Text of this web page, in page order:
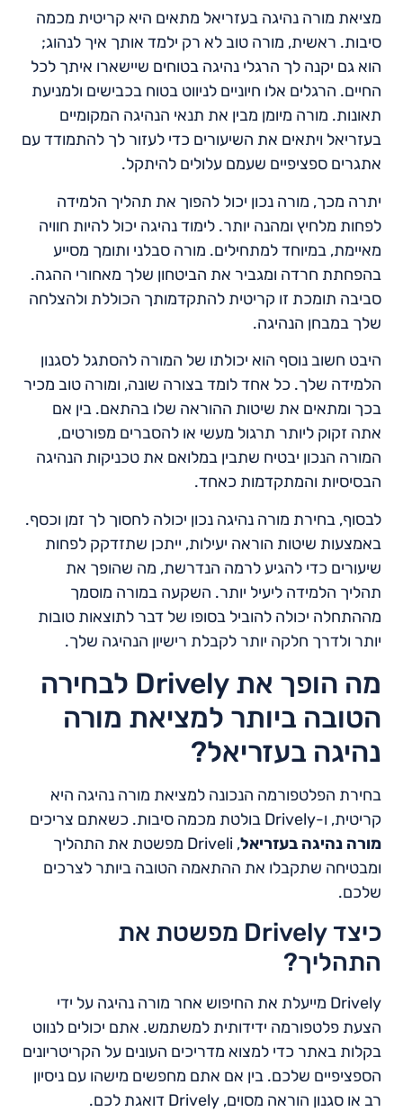
מציאת מורה נהיגה בעזריאל מתאים היא קריטית מכמה
סיבות. ראשית, מורה טוב לא רק ילמד אותך איך לנהוג;
הוא גם יקנה לך הרגלי נהיגה בטוחים שיישארו איתך לכל
החיים. הרגלים אלו חיוניים לניווט בטוח בכבישים ולמניעת
תאונות. מורה מיומן מבין את תנאי הנהיגה המקומיים
בעזריאל ויתאים את השיעורים כדי לעזור לך להתמודד עם
אתגרים ספציפיים שעמם עלולים להיתקל.
יתרה מכך, מורה נכון יכול להפוך את תהליך הלמידה
לפחות מלחיץ ומהנה יותר. לימוד נהיגה יכול להיות חוויה
מאיימת, במיוחד למתחילים. מורה סבלני ותומך מסייע
בהפחתת חרדה ומגביר את הביטחון שלך מאחורי ההגה.
סביבה תומכת זו קריטית להתקדמותך הכוללת ולהצלחה
שלך במבחן הנהיגה.
היבט חשוב נוסף הוא יכולתו של המורה להסתגל לסגנון
הלמידה שלך. כל אחד לומד בצורה שונה, ומורה טוב מכיר
בכך ומתאים את שיטות ההוראה שלו בהתאם. בין אם
אתה זקוק ליותר תרגול מעשי או להסברים מפורטים,
המורה הנכון יבטיח שתבין במלואם את טכניקות הנהיגה
הבסיסיות והמתקדמות כאחד.
לבסוף, בחירת מורה נהיגה נכון יכולה לחסוך לך זמן וכסף.
באמצעות שיטות הוראה יעילות, ייתכן שתזדקק לפחות
שיעורים כדי להגיע לרמה הנדרשת, מה שהופך את
תהליך הלמידה ליעיל יותר. השקעה במורה מוסמך
מההתחלה יכולה להוביל בסופו של דבר לתוצאות טובות
יותר ולדרך חלקה יותר לקבלת רישיון הנהיגה שלך.
מה הופך את Drively לבחירה
הטובה ביותר למציאת מורה
נהיגה בעזריאל?
בחירת הפלטפורמה הנכונה למציאת מורה נהיגה היא
קריטית, ו-Drively בולטת מכמה סיבות. כשאתם צריכים
מורה נהיגה בעזריאל
, Driveli מפשטת את התהליך
ומבטיחה שתקבלו את ההתאמה הטובה ביותר לצרכים
שלכם.
כיצד Drively מפשטת את
התהליך?
Drively מייעלת את החיפוש אחר מורה נהיגה על ידי
הצעת פלטפורמה ידידותית למשתמש. אתם יכולים לנווט
בקלות באתר כדי למצוא מדריכים העונים על הקריטריונים
הספציפיים שלכם. בין אם אתם מחפשים מישהו עם ניסיון
רב או סגנון הוראה מסוים, Drively דואגת לכם.